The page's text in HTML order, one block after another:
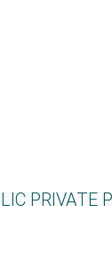
PRIVATE